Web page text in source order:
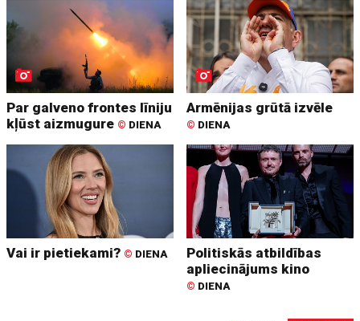
Par galveno frontes līniju
kļūst aizmugure © DIENA
Armēnijas grūtā izvēle
© DIENA
Vai ir pietiekami? © DIENA
Politiskās atbildības
apliecinājums kino
© DIENA